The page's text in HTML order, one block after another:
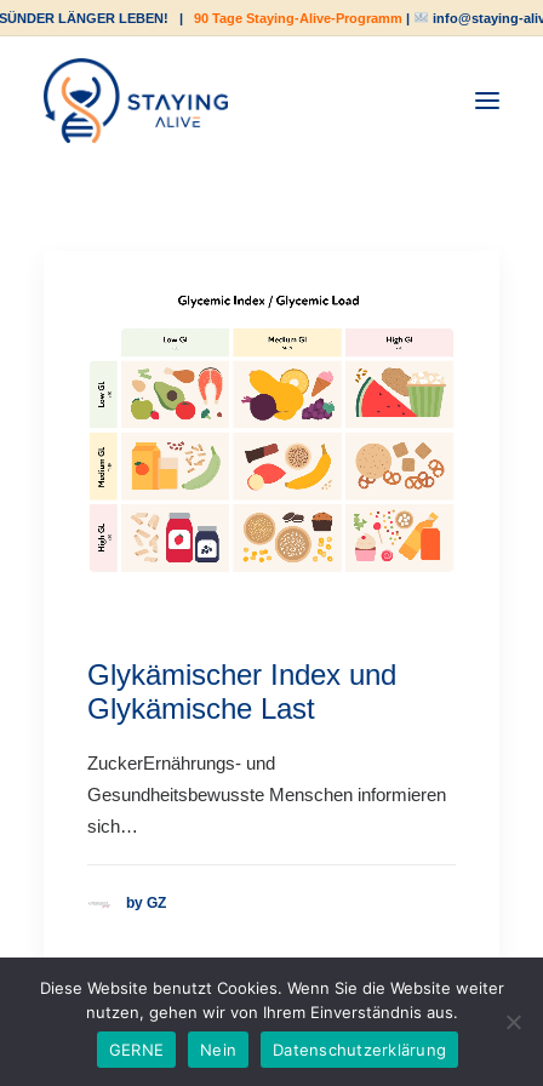
LÄNGER LEBEN! |90 Tage Staying-Alive-Programm | info@staying-
Glykämischer Index und
Glykämische Last
ZuckerErnährungs- und
Gesundheitsbewusste Menschen informieren
sich…
by GZ
Diese Website benutzt Cookies. Wenn Sie die Website weiter
nutzen, gehen wir von Ihrem Einverständnis aus.
GERNE
Nein Datenschutzerklärung